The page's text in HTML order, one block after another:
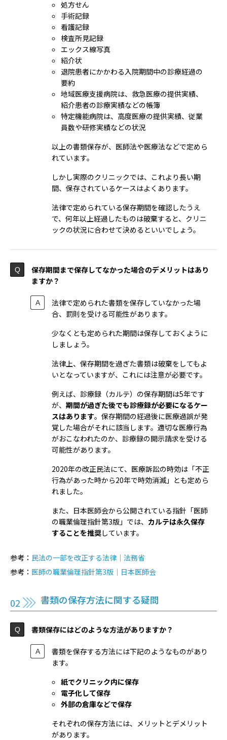
処方せん
手術記録
看護記録
検査所見記録
エックス線写真
紹介状
退院患者にかかわる入院期間中の診療経過の
要約
地域医療支援病院は、救急医療の提供実績、
紹介患者の診療実績などの帳簿
特定機能病院は、高度医療の提供実績、従業
員数や研修実績などの状況
以上の書類保存が、医師法や医療法などで定めら
れています。
しかし実際のクリニックでは、これより長い期
間、保存されているケースはよくあります。
法律で定められている保存期間を確認したうえ
で、何年以上経過したものは破棄すると、クリニ
ックの状況に合わせて決めるといいでしょう。
保存期間まで保存してなかった場合のデメリットはあり
ますか？
法律で定められた書類を保存していなかった場
合、罰則を受ける可能性があります。
少なくとも定められた期間は保存しておくように
しましょう。
法律上、保存期間を過ぎた書類は破棄をしてもよ
いとなっていますが、これには注意が必要です。
例えば、診療録（カルテ）の保存期間は5年です
が、 期間が過ぎた後でも診療録が必要になるケー
スはあります。保存期間の経過後に医療過誤が発
覚した場合がそれに該当します。適切な医療行為
がおこなわれたのか、診療録の開示請求を受ける
可能性があります。
2020年の改正民法にて、医療訴訟の時効は「不正
行為があった時から20年で時効消滅」とも定めら
れました。
また、日本医師会から公開されている指針「医師
の職業倫理指針第3版」では、 カルテは永久保存
することを推奨しています。
参考： 民法の一部を改正する法律｜法務省
参考： 医師の職業倫理指針第3版｜日本医師会
書類の保存方法に関する疑問
書類保存にはどのような方法がありますか？
書類を保存する方法には下記のようなものがあり
ます。
紙でクリニック内に保存
電子化して保存
外部の倉庫などで保存
それぞれの保存方法には、メリットとデメリット
があります。